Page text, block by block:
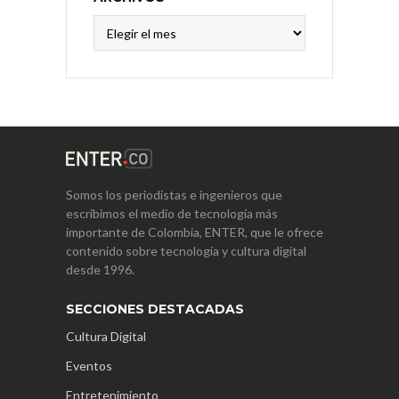
Somos los periodistas e ingenieros que
escribimos el medio de tecnología más
importante de Colombia, ENTER, que le ofrece
contenido sobre tecnología y cultura digital
desde 1996.
SECCIONES DESTACADAS
Cultura Digital
Eventos
Entretenimiento